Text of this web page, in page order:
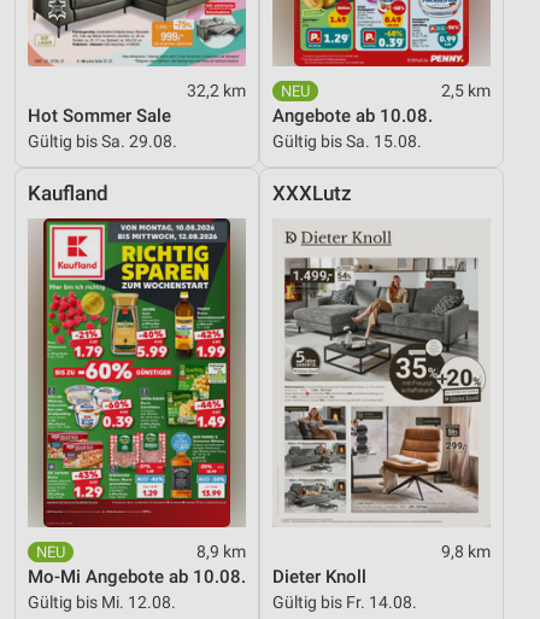
32,2 km
Hot Sommer Sale
Gültig bis Sa. 29.08.
2,5 km
Angebote ab 10.08.
Gültig bis Sa. 15.08.
Kaufland
8,9 km
Mo-Mi Angebote ab 10.08.
Gültig bis Mi. 12.08.
XXXLutz
9,8 km
Dieter Knoll
Gültig bis Fr. 14.08.